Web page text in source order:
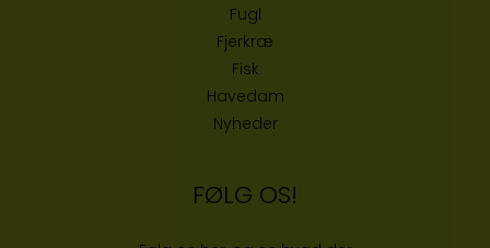
Fugl
Fjerkræ
Fisk
Havedam
Nyheder
FØLG OS!